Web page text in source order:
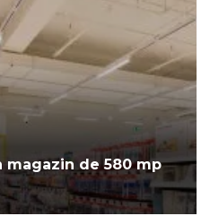
magazin de 580 mp